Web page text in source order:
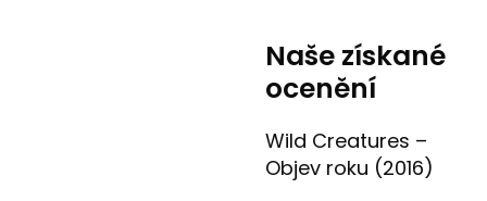
Naše získané
ocenění
Wild Creatures –
Objev roku (2016)